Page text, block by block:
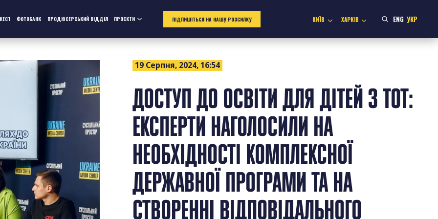
ФОТОБАНК ПРОДЮСЕРСЬКИЙ ВІДДІЛ ПРОЄКТИ ПІДПИШІТЬСЯ НА НАШУ РОЗСИЛКУ КИЇВ ХАРКІВ ENG УКР
19 Серпня, 2024, 16:54
ДОСТУП ДО ОСВІТИ ДЛЯ ДІТЕЙ З ТОТ:
ЕКСПЕРТИ НАГОЛОСИЛИ НА
НЕОБХІДНОСТІ КОМПЛЕКСНОЇ
ДЕРЖАВНОЇ ПРОГРАМИ ТА НА
СТВОРЕННІ ВІДПОВІДАЛЬНОГО